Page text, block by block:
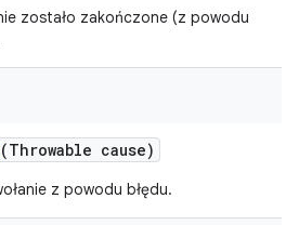
zostało zakończone (z powodu
(Throwable cause)
z powodu błędu.